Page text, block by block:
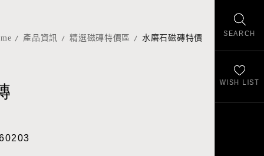
SEARCH
WISH LIST
產品資訊 精選磁磚特價區 水磨石磁磚特價